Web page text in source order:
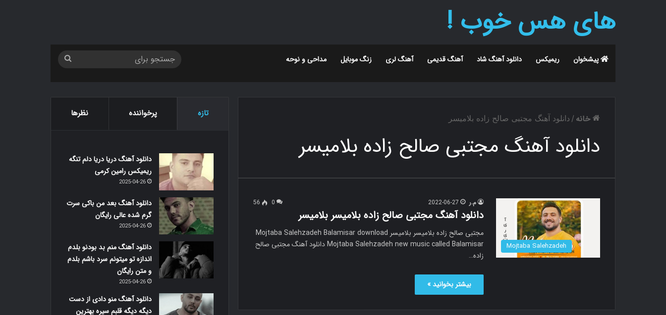
های هس خوب !
پیشخوان ریمیکس دانلود آهنگ شاد آهنگ قدیمی آهنگ لری زنگ موبایل مداحی و نوحه
خانه / دانلود آهنگ مجتبی صالح زاده بلامیسر
دانلود آهنگ مجتبی صالح زاده بلامیسر
Mojtaba Salehzadeh
م.ر 2022-06-27
0
56
دانلود آهنگ مجتبی صالح زاده بلامیسر بلامیسر
مجتبی صالح زاده بلامیسر بلامیسر Mojtaba Salehzadeh Balamisar download
Mojtaba Salehzadeh new music called Balamisar دانلود آهنگ مجتبی صالح
زاده…
بیشتر بخوانید »
تازه پرخواننده نظرها
دانلود آهنگ دریا دریا دلم تنگه
ریمیکس رامین کرمی
2025-04-26
دانلود آهنگ بعد من باکی سرت
گرم شده عالی رایگان
2025-04-26
دانلود آهنگ منم بد بودنو بلدم
اندازه تو میتونم سرد باشم بلدم
و متن رایگان
2025-04-26
دانلود آهنگ منو دادی از دست
دیگه دیگه قلبم سیره بهترین